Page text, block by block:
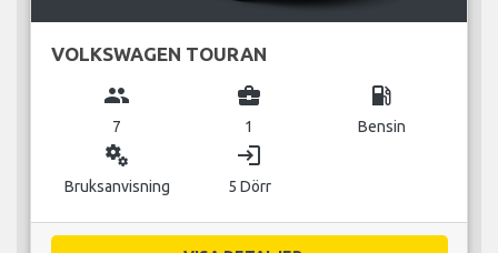
VOLKSWAGEN TOURAN
group
7
business_center
1
local_gas_station
Bensin
miscellaneous_services
Bruksanvisning
login
5 Dörr